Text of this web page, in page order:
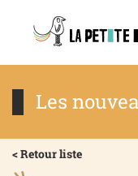
Les
< Retour liste